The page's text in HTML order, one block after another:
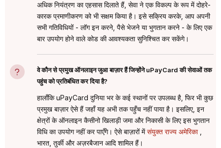
अधिक नियंत्रण का एहसास दिलाते हैं, सेवा ने एक विकल्प के रूप में दोहरे-
कारक प्रमाणीकरण को भी सक्षम किया है। इसे सक्रिय करके, आप अपनी
सभी गतिविधियों - लॉग इन करने, पैसे भेजने या भुगतान करने - के लिए एक
बार उपयोग होने वाले कोड की आवश्यकता सुनिश्चित कर सकेंगे।
वे कौन से प्रमुख ऑनलाइन जुआ बाज़ार हैं जिन्होंने uPayCard की सेवाओं तक
पहुंच को प्रतिबंधित कर दिया है?
हालाँकि uPayCard दुनिया भर के कई स्थानों पर उपलब्ध है, फिर भी कुछ
प्रमुख बाज़ार ऐसे हैं जहाँ यह अभी तक पहुँच नहीं पाया है। इसलिए, इन
क्षेत्रों के ऑनलाइन कैसीनो खिलाड़ी जमा और निकासी के लिए इस भुगतान
विधि का उपयोग नहीं कर पाएँगे। ऐसे बाज़ारों मेंसंयुक्त राज्य अमेरिका,
भारत, तुर्की और अज़रबैजान आदि शामिल हैं।